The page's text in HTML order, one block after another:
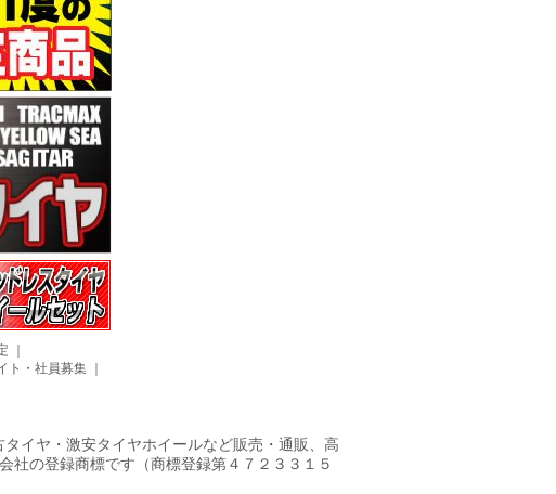
ト・社員募集
イヤ・激安タイヤホイールなど販売・通販、高
社の登録商標です（商標登録第４７２３３１５